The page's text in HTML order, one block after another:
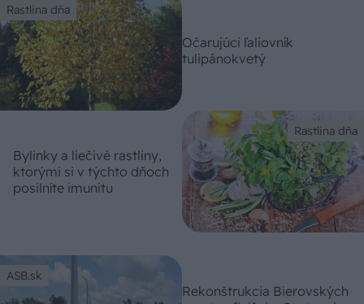
Rastlina dňa
Očarujúci ľaliovník
tulipánokvetý
Rastlina dňa
Bylinky a liečivé rastliny,
ktorými si v týchto dňoch
posilníte imunitu
ASB.sk
Rekonštrukcia Bierovských